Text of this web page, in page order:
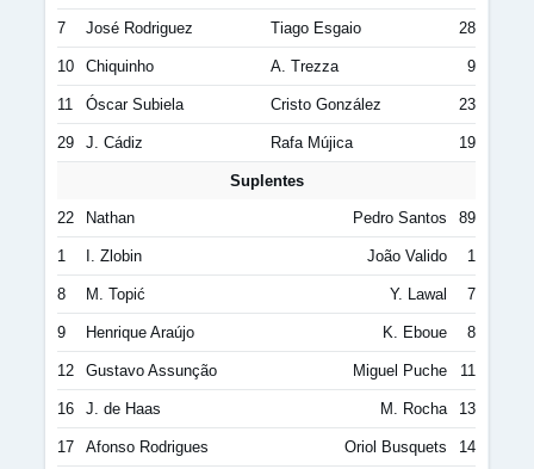
7 José Rodriguez Tiago Esgaio 28
10 Chiquinho A. Trezza 9
11 Óscar Subiela Cristo González 23
29 J. Cádiz Rafa Mújica 19
Suplentes
22 Nathan Pedro Santos 89
1 I. Zlobin João Valido 1
8 M. Topić Y. Lawal 7
9 Henrique Araújo K. Eboue 8
12 Gustavo Assunção Miguel Puche 11
16 J. de Haas M. Rocha 13
17 Afonso Rodrigues Oriol Busquets 14